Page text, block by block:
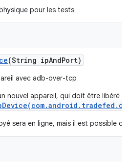
pour les tests
(String ipAndPort)
avec adb-over-tcp
nouvel appareil, qui doit être libéré à
sera en ligne, mais il est possible